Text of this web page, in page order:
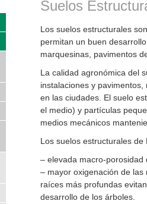
Suelos
Los suelos estructurales
permitan un buen
marquesinas, pavimentos
La calidad agronómica del
instalaciones y
en las ciudades. El suelo
el medio) y partículas
medios mecánicos
Los suelos estructurales
– elevada macro-porosidad
– mayor oxigenación de
raíces más profundas
desarrollo de los árboles.